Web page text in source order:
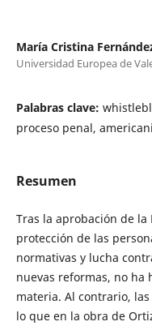
María Cristina
Universidad Europea de
Palabras clave:
proceso penal,
Resumen
Tras la aprobación de
protección de las
normativas y lucha
nuevas reformas, no ha
materia. Al contrario,
lo que en la obra de